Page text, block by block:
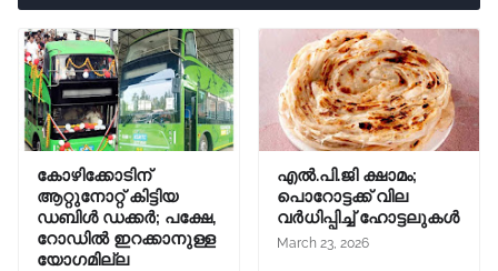
കോഴിക്കോടിന്
ആറ്റുനോറ്റ് കിട്ടിയ
ഡബിൾ ഡക്കർ; പക്ഷേ,
റോഡിൽ ഇറക്കാനുള്ള
യോഗമില്ല
എൽ.പി.ജി ക്ഷാമം;
പൊറോട്ടക്ക് വില
വർധിപ്പിച്ച് ഹോട്ടലുകൾ
March 23, 2026